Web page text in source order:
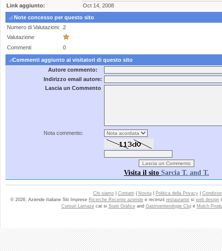
Link aggiunto:
Oct 14, 2008
Note concesso per questo sito
Numero di Valutazioni: 2
Valutazione
Commenti
0
Commenti aggiunto ai visitatori di questo sito
Autore commento:
Indirizzo email autore:
Lascia un Commento
Nota commento:
Visita il sito Sarcia T. and T.
Chi siamo| Contatti| Novita| Politica della Privacy|
© 2026. Aziende Italiane Siti Imprese Ricerche Recente aziende e recenzii restaurante si web design
Cursuri Lamazecat si Statii Graficeand Gastroenterologie Cluje Mulch